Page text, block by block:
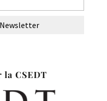
la CSEDT